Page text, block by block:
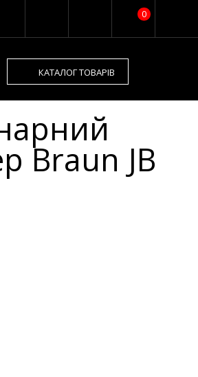
0
КАТАЛОГ ТОВАРІВ
Braun JB